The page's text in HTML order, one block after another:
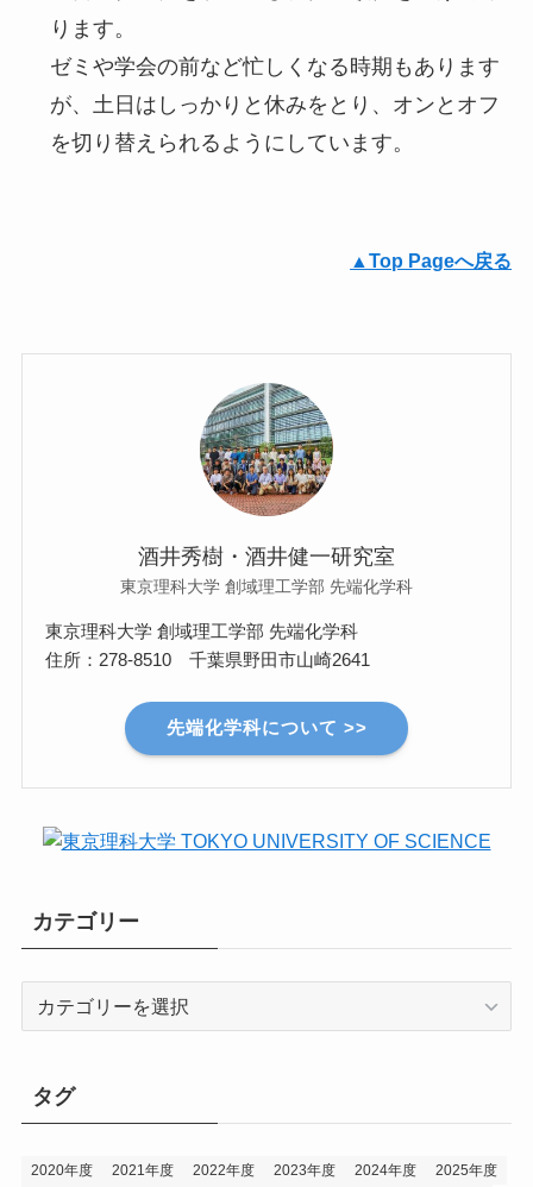
ります。
ゼミや学会の前など忙しくなる時期もあります
が、土日はしっかりと休みをとり、オンとオフ
を切り替えられるようにしています。
▲Top Pageへ戻る
酒井秀樹・酒井健一研究室
東京理科大学 創域理工学部 先端化学科
東京理科大学 創域理工学部 先端化学科
住所：278-8510 千葉県野田市山崎2641
先端化学科について >>
カテゴリー
ー
タグ
2020年度 2021年度 2022年度 2023年度 2024年度
2025年度